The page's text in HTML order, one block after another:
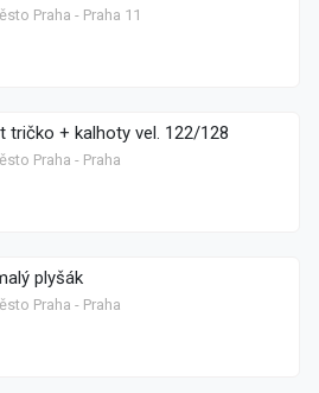
Praha - Praha 11
tričko + kalhoty vel. 122/128
Praha - Praha
plyšák
Praha - Praha